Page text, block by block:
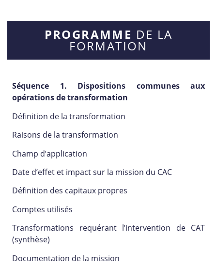
PROGRAMME DE LA
FORMATION
Séquence 1. Dispositions communes aux
opérations de transformation
Définition de la transformation
Raisons de la transformation
Champ d’application
Date d’effet et impact sur la mission du CAC
Définition des capitaux propres
Comptes utilisés
Transformations requérant l’intervention de CAT
(synthèse)
Documentation de la mission